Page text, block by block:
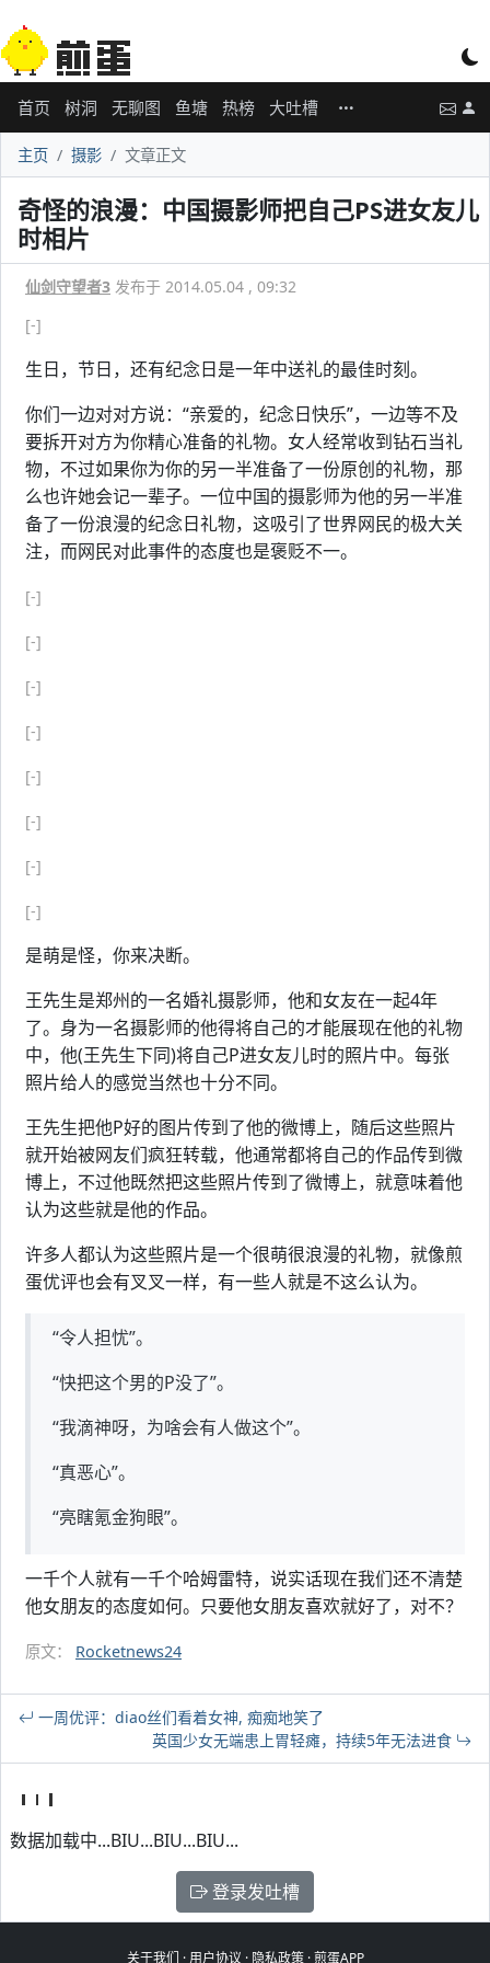
首页 树洞 无聊图 鱼塘 热榜 大吐槽
主页 摄影 文章正文
奇怪的浪漫：中国摄影师把自己PS进女友儿
时相片
仙剑守望者3 发布于 2014.05.04 , 09:32
[-]
生日，节日，还有纪念日是一年中送礼的最佳时刻。
你们一边对对方说：“亲爱的，纪念日快乐”，一边等不及
要拆开对方为你精心准备的礼物。女人经常收到钻石当礼
物，不过如果你为你的另一半准备了一份原创的礼物，那
么也许她会记一辈子。一位中国的摄影师为他的另一半准
备了一份浪漫的纪念日礼物，这吸引了世界网民的极大关
注，而网民对此事件的态度也是褒贬不一。
[-]
[-]
[-]
[-]
[-]
[-]
[-]
[-]
是萌是怪，你来决断。
王先生是郑州的一名婚礼摄影师，他和女友在一起4年
了。身为一名摄影师的他得将自己的才能展现在他的礼物
中，他(王先生下同)将自己P进女友儿时的照片中。每张
照片给人的感觉当然也十分不同。
王先生把他P好的图片传到了他的微博上，随后这些照片
就开始被网友们疯狂转载，他通常都将自己的作品传到微
博上，不过他既然把这些照片传到了微博上，就意味着他
认为这些就是他的作品。
许多人都认为这些照片是一个很萌很浪漫的礼物，就像煎
蛋优评也会有叉叉一样，有一些人就是不这么认为。
“令人担忧”。
“快把这个男的P没了”。
“我滴神呀，为啥会有人做这个”。
“真恶心”。
“亮瞎氪金狗眼”。
一千个人就有一千个哈姆雷特，说实话现在我们还不清楚
他女朋友的态度如何。只要他女朋友喜欢就好了，对不？
原文： Rocketnews24
一周优评：diao丝们看着女神, 痴痴地笑了
英国少女无端患上胃轻瘫，持续5年无法进食
数据加载中...BIU...BIU...BIU...
登录发吐槽
关于我们 ·用户协议 · 隐私政策·煎蛋APP